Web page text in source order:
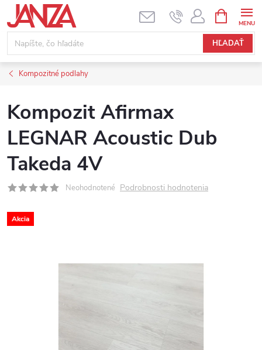
Prejsť na obsah
HĽADAŤ
Kompozitné podlahy
Kompozit Afirmax
LEGNAR Acoustic Dub
Takeda 4V
Neohodnotené Podrobnosti hodnotenia
Akcia